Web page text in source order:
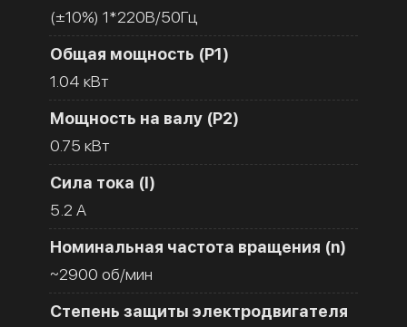
(±10%) 1*220В/50Гц
Общая мощность (Р1)
1.04 кВт
Мощность на валу (Р2)
0.75 кВт
Сила тока (I)
5.2 A
Номинальная частота вращения (n)
~2900 об/мин
Степень защиты электродвигателя